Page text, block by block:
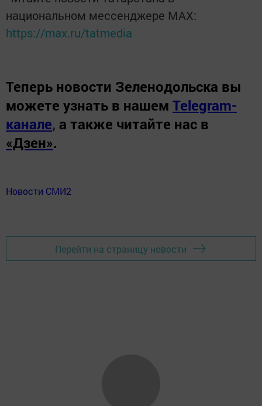
национальном мессенджере MАХ:
https://max.ru/tatmedia
Теперь новости Зеленодольска вы
можете узнать в нашем Telegram-
канале, а также читайте нас в
«Дзен».
Новости СМИ2
Перейти на страницу новости